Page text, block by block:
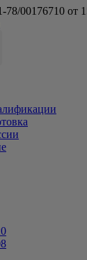
00176710 от